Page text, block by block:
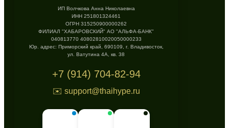
ИП Волчкова Анна Николаевна
ИНН 251801324461
ОГРН 315250900000262
ФИЛИАЛ "ХАБАРОВСКИЙ" АО "АЛЬФА-БАНК"
040813770 40802810020050000233
Юр. адрес: Приморский край, 690109, г. Владивосток,
ул. Ватутина 4А, кв. 38
+7 (914) 704-82-94
✉️ support@thaihype.ru